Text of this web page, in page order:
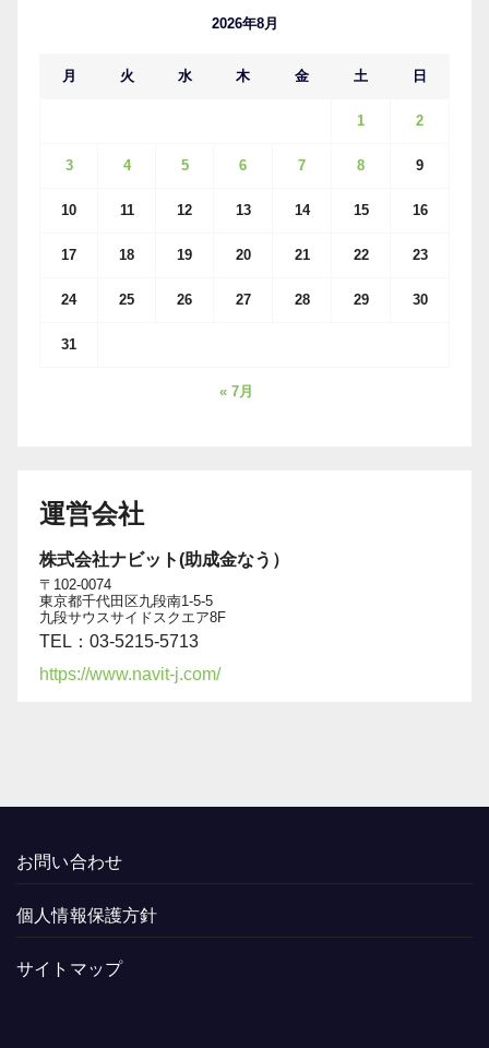
2026年8月
月 火 水 木 金 土 日
1 2
3 4 5 6 7 8 9
10 11 12 13 14 15 16
17 18 19 20 21 22 23
24 25 26 27 28 29 30
31
« 7月
運営会社
株式会社ナビット(助成金なう）
〒102-0074
東京都千代田区九段南1-5-5
九段サウスサイドスクエア8F
TEL：03-5215-5713
https://www.navit-j.com/
お問い合わせ
個人情報保護方針
サイトマップ